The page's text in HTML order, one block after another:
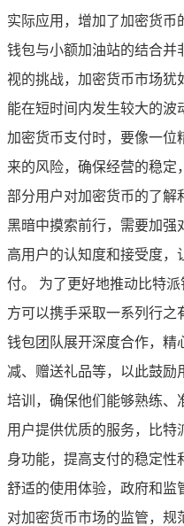
实际应用，增加了加密货币
钱包与小额加油站的结合并
视的挑战，加密货币市场犹
能在短时间内发生较大的波
加密货币支付时，要像一位
来的风险，确保经营的稳定
部分用户对加密货币的了解
黑暗中摸索前行，需要加强
高用户的认知度和接受度，
付。 为了更好地推动比特
方可以携手采取一系列行之
钱包团队展开深度合作，精
减、赠送礼品等，以此鼓励
培训，确保他们能够熟练、
用户提供优质的服务，比特
身功能，提高支付的稳定性
舒适的使用体验，政府和监
对加密货币市场的监管，规